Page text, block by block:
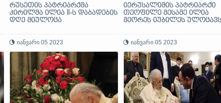
რუსეთის პატრიარქმა
კირილმა ილია II-ს დაბადების
დღე მიულოცა
იანვარი 05 2023
იერუსალიმის პატრიარქი
თეოფილე მესამე ილია
მეორეს იუბილეს ულოცავს
იანვარი 05 2023